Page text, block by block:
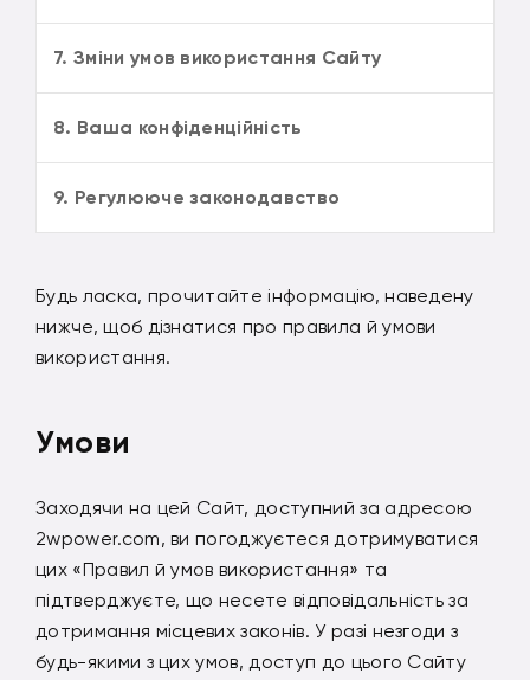
7. Зміни умов використання Сайту
8. Ваша конфіденційність
9. Регулююче законодавство
Будь ласка, прочитайте інформацію, наведену
нижче, щоб дізнатися про правила й умови
використання.
Умови
Заходячи на цей Сайт, доступний за адресою
2wpower.com, ви погоджуєтеся дотримуватися
цих «Правил й умов використання» та
підтверджуєте, що несете відповідальність за
дотримання місцевих законів. У разі незгоди з
будь-якими з цих умов, доступ до цього Сайту